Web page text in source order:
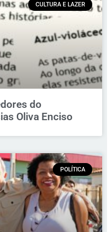
CULTURA E LAZER
do
Oliva Enciso
POLÍTICA